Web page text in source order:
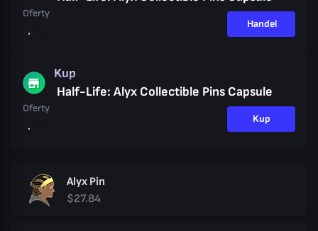
Oferty
Handel
Kup
Half-Life: Alyx Collectible Pins Capsule
Oferty
Kup
Alyx Pin
$27.84